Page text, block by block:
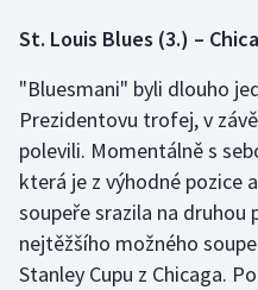
St. Louis Blues (3.) –
"Bluesmani" byli dlouho
Prezidentovu trofej, v
polevili. Momentálně s
která je z výhodné pozice
soupeře srazila na druhou
nejtěžšího možného
Stanley Cupu z Chicaga.